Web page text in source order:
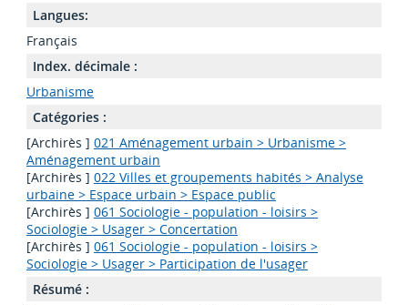
Langues:
Français
Index. décimale :
Urbanisme
Catégories :
[Archirès ] 021 Aménagement urbain > Urbanisme >
Aménagement urbain
[Archirès ] 022 Villes et groupements habités > Analyse
urbaine > Espace urbain > Espace public
[Archirès ] 061 Sociologie - population - loisirs >
Sociologie > Usager > Concertation
[Archirès ] 061 Sociologie - population - loisirs >
Sociologie > Usager > Participation de l'usager
Résumé :